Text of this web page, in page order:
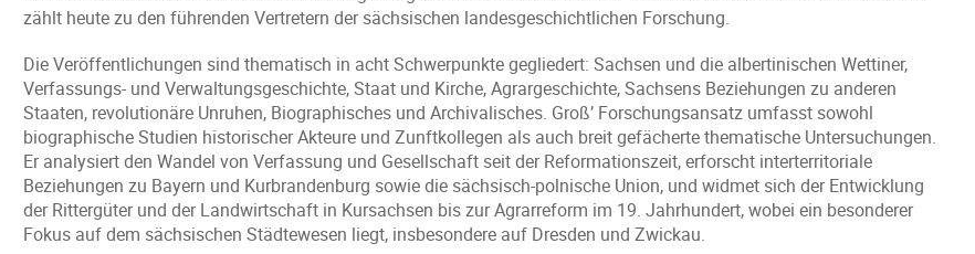
zählt heute zu den führenden Vertretern der sächsischen landesgeschichtlichen Forschung.
Die Veröffentlichungen sind thematisch in acht Schwerpunkte gegliedert: Sachsen und die albertinischen Wettiner,
Verfassungs- und Verwaltungsgeschichte, Staat und Kirche, Agrargeschichte, Sachsens Beziehungen zu anderen
Staaten, revolutionäre Unruhen, Biographisches und Archivalisches. Groß’ Forschungsansatz umfasst sowohl
biographische Studien historischer Akteure und Zunftkollegen als auch breit gefächerte thematische Untersuchungen.
Er analysiert den Wandel von Verfassung und Gesellschaft seit der Reformationszeit, erforscht interterritoriale
Beziehungen zu Bayern und Kurbrandenburg sowie die sächsisch-polnische Union, und widmet sich der Entwicklung
der Rittergüter und der Landwirtschaft in Kursachsen bis zur Agrarreform im 19. Jahrhundert, wobei ein besonderer
Fokus auf dem sächsischen Städtewesen liegt, insbesondere auf Dresden und Zwickau.